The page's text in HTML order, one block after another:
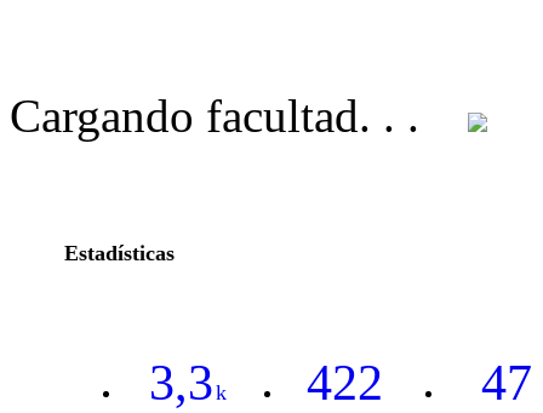
Cargando facultad. . .
Estadísticas
3,3k 422 47